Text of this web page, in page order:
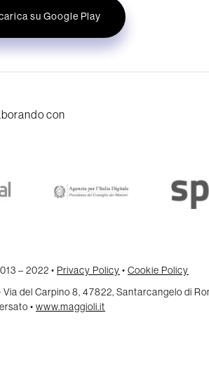
su Google Play
con
– 2022 • Privacy Policy • Cookie Policy
Via del Carpino 8, 47822, Santarcangelo di
• www.maggioli.it